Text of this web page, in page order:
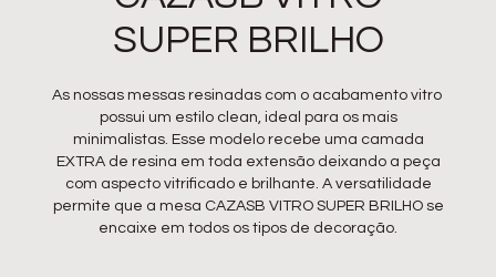
SUPER BRILHO
As nossas messas resinadas com o acabamento vitro
possui um estilo clean, ideal para os mais
minimalistas. Esse modelo recebe uma camada
EXTRA de resina em toda extensão deixando a peça
com aspecto vitrificado e brilhante. A versatilidade
permite que a mesa CAZASB VITRO SUPER BRILHO se
encaixe em todos os tipos de decoração.